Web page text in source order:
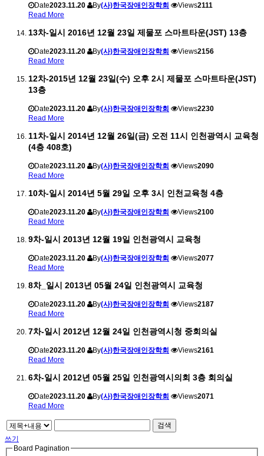
Date2023.11.20 By(사)한국장애인장학회 Views2111
Read More
13차-일시 2016년 12월 23일 제물포 스마트타운(JST) 13층
Date2023.11.20 By(사)한국장애인장학회 Views2156
Read More
12차-2015년 12월 23일(수) 오후 2시 제물포 스마트타운(JST)
13층
Date2023.11.20 By(사)한국장애인장학회 Views2230
Read More
11차-일시 2014년 12월 26일(금) 오전 11시 인천광역시 교육청
(4층 408호)
Date2023.11.20 By(사)한국장애인장학회 Views2090
Read More
10차-일시 2014년 5월 29일 오후 3시 인천교육청 4층
Date2023.11.20 By(사)한국장애인장학회 Views2100
Read More
9차-일시 2013년 12월 19일 인천광역시 교육청
Date2023.11.20 By(사)한국장애인장학회 Views2077
Read More
8차_일시 2013년 05월 24일 인천광역시 교육청
Date2023.11.20 By(사)한국장애인장학회 Views2187
Read More
7차-일시 2012년 12월 24일 인천광역시청 중회의실
Date2023.11.20 By(사)한국장애인장학회 Views2161
Read More
6차-일시 2012년 05월 25일 인천광역시의회 3층 회의실
Date2023.11.20 By(사)한국장애인장학회 Views2071
Read More
검색
쓰기
Board Pagination